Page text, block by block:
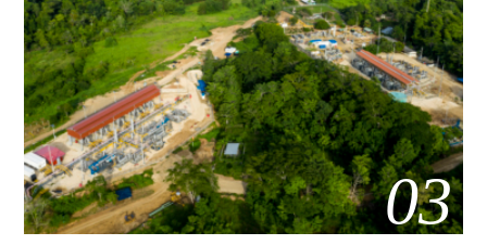
03